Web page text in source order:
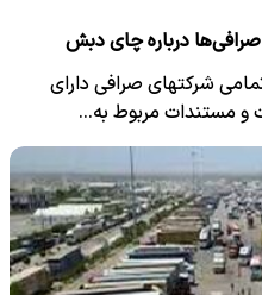
صرافی‌‌ها درباره چای دبش
شرکتهای صرافی دارای
و مستندات مربوط به…